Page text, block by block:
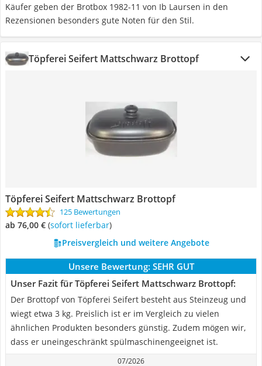
Käufer geben der Brotbox 1982-11 von Ib Laursen in den
Rezensionen besonders gute Noten für den Stil.
Töpferei Seifert Mattschwarz Brottopf
Töpferei Seifert Mattschwarz Brottopf
125 Bewertungen
ab 76,00 € ( Sofort lieferbar)
Preisvergleich und weitere Angebote
Unsere Bewertung: SEHR GUT
Unser Fazit für Töpferei Seifert Mattschwarz Brottopf:
Der Brottopf von Töpferei Seifert besteht aus Steinzeug und
wiegt etwa 3 kg. Preislich ist er im Vergleich zu vielen
ähnlichen Produkten besonders günstig. Zudem mögen wir,
dass er uneingeschränkt spülmaschinengeeignet ist.
07/2026